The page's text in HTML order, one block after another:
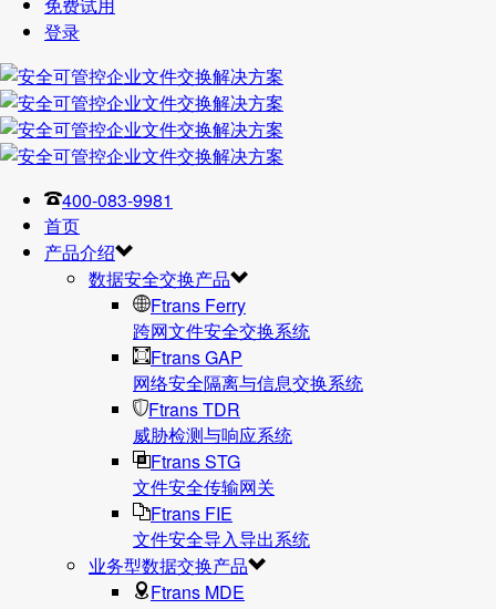
登录
400-083-9981
首页
产品介绍
数据安全交换产品
Ftrans Ferry
跨网文件安全交换系统
Ftrans GAP
网络安全隔离与信息交换系统
Ftrans TDR
威胁检测与响应系统
Ftrans STG
文件安全传输网关
Ftrans FIE
文件安全导入导出系统
业务型数据交换产品
Ftrans MDE